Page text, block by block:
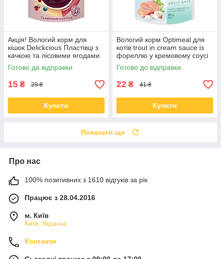
Акція! Вологий корм для
кішок Delickcious Пластівці з
качкою та лісовими ягодами
у вершковому соусі 80 гр 12
шт
Готово до відправки
15 ₴ 29 ₴
Купити
Вологий корм Optimeal для
котів trout in cream sauce із
фореллю у кремовому соусі
85 гр * 12 шт
Готово до відправки
22 ₴ 41 ₴
Купити
Показати ще
Про нас
100% позитивних з 1610 відгуків за рік
Працює з 28.04.2016
м. Київ
Київ, Україна
Контакти